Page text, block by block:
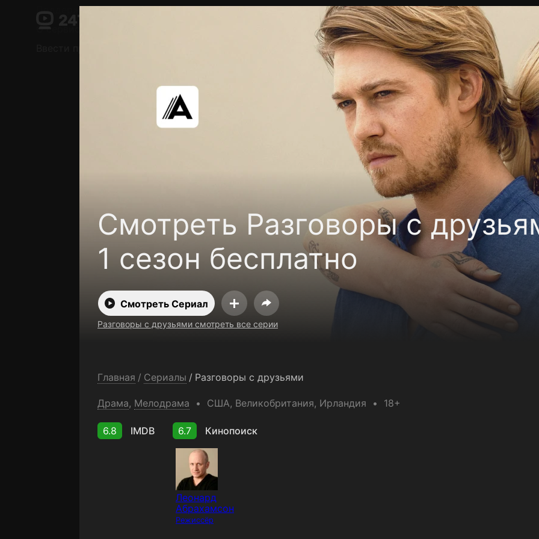
Смотреть Разговоры с
1 сезон бесплатно
Смотреть Сериал
Разговоры с друзьями смотреть все серии
Главная / Сериалы / Разговоры с друзьями
Драма, Мелодрама США, Великобритания, Ирландия 18+
6.8 IMDB 6.7 Кинопоиск
Леонард
Абрахамсон
Режиссёр
Поддержка:support@24h.tv
Политика конфиденциальности Для партнёров
Бесплатные каналы Контакты